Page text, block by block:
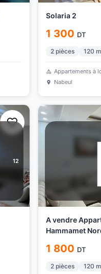
Solaria 2
1 300 DT
2 pièces 120
Appartements à
Nabeul
12
A vendre
Hammamet
1 800 DT
2 pièces 120